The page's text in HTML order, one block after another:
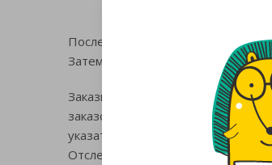
После оформления и оплаты
Затем заказ передается на
Заказы на ПВЗ выдаются по
заказом придет не человек
указать информацию о смене
Отследить статус доставки